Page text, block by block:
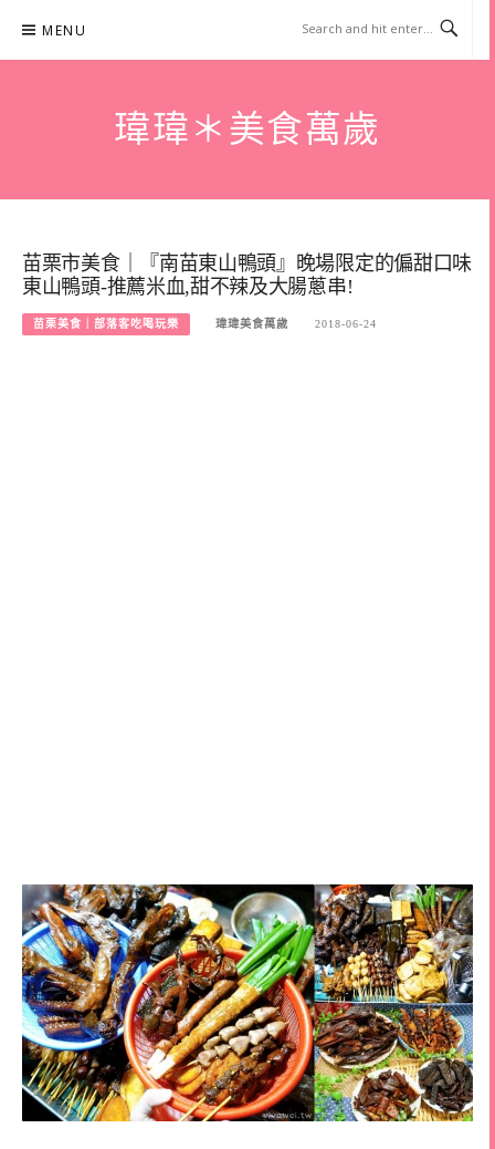
content
MENU
瑋瑋＊美食萬歲
苗栗市美食｜『南苗東山鴨頭』晚場限定的偏甜口味
東山鴨頭-推薦米血,甜不辣及大腸蔥串!
苗栗美食｜部落客吃喝玩樂 瑋瑋美食萬歲 2018-06-24